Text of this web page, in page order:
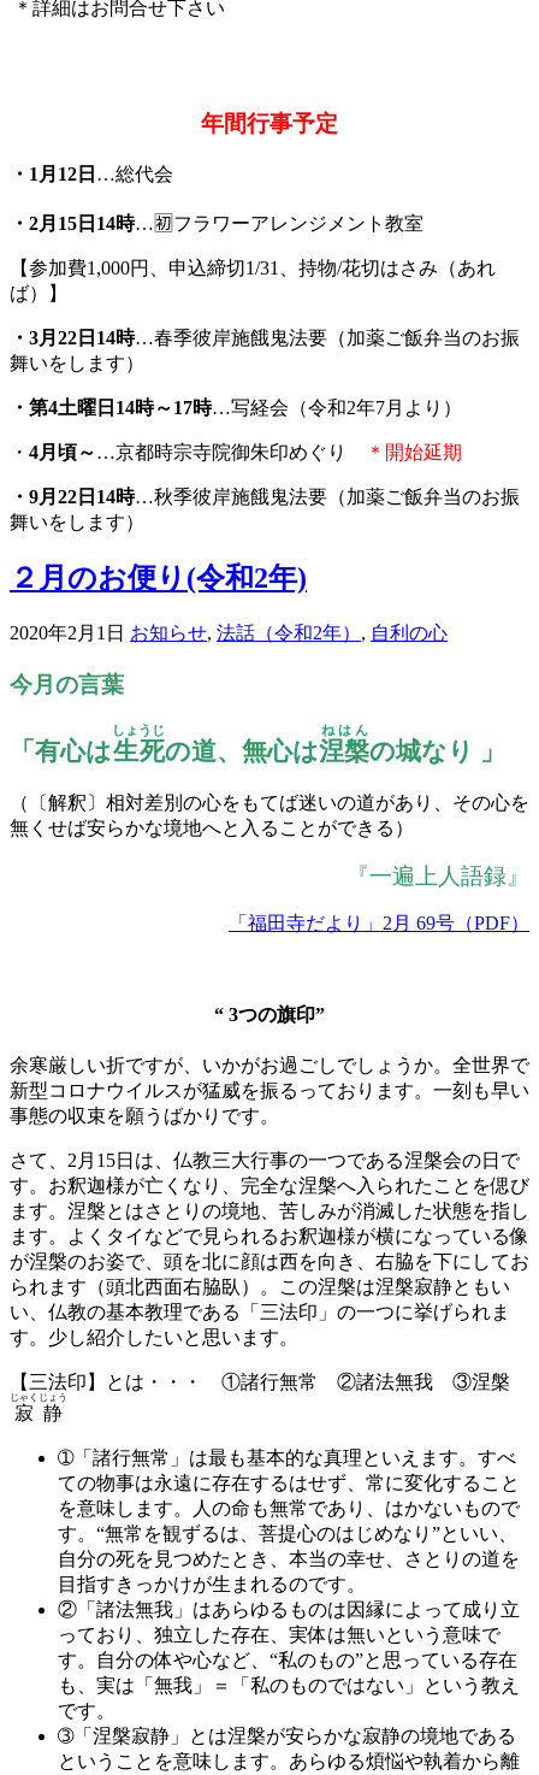
＊詳細はお問合せ下さい
年間行事予定
・1月12日 …総代会
・2月15日14時…🈠フラワーアレンジメント教室
【参加費1,000円、申込締切1/31、持物/花切はさみ（あれ
ば）】
・3月22日14時…春季彼岸施餓鬼法要（加薬ご飯弁当のお振
舞いをします）
・第4土曜日14時～17時…写経会（令和2年7月より）
・ 4月頃～…京都時宗寺院御朱印めぐり ＊開始延期
・ 9月22日14時…秋季彼岸施餓鬼法要（加薬ご飯弁当のお振
舞いをします）
２月のお便り(令和2年)
2020年2月1日 お知らせ, 法話（令和2年） , 自利の心
今月の言葉
「有心は生死
しょうじ
の道、無心は涅槃
ねはん
の城なり 」
（〔解釈〕相対差別の心をもてば迷いの道があり、その心を
無くせば安らかな境地へと入ることができる）
『一遍上人語録』
「福田寺だより」2月 69号（PDF）
“ 3つの旗印”
余寒厳しい折ですが、いかがお過ごしでしょうか。全世界で
新型コロナウイルスが猛威を振るっております。一刻も早い
事態の収束を願うばかりです。
さて、2月15日は、仏教三大行事の一つである涅槃会の日で
す。お釈迦様が亡くなり、完全な涅槃へ入られたことを偲び
ます。涅槃とはさとりの境地、苦しみが消滅した状態を指し
ます。よくタイなどで見られるお釈迦様が横になっている像
が涅槃のお姿で、頭を北に顔は西を向き、右脇を下にしてお
られます（頭北西面右脇臥）。この涅槃は涅槃寂静ともい
い、仏教の基本教理である「三法印」の一つに挙げられま
す。少し紹介したいと思います。
【三法印】とは・・・ ①諸行無常 ②諸法無我 ③涅槃
寂静
じゃくじょう
➀「諸行無常」は最も基本的な真理といえます。すべ
ての物事は永遠に存在するはせず、常に変化すること
を意味します。人の命も無常であり、はかないもので
す。“無常を観ずるは、菩提心のはじめなり”といい、
自分の死を見つめたとき、本当の幸せ、さとりの道を
目指すきっかけが生まれるのです。
②「諸法無我」はあらゆるものは因縁によって成り立
っており、独立した存在、実体は無いという意味で
す。自分の体や心など、“私のもの”と思っている存在
も、実は「無我」＝「私のものではない」という教え
です。
➂「涅槃寂静」とは涅槃が安らかな寂静の境地である
ということを意味します。あらゆる煩悩や執着から離